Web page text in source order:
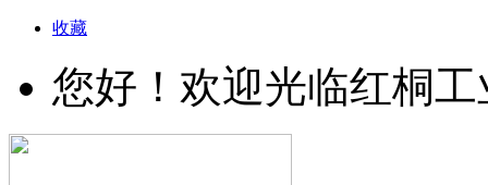
收藏
您好！欢迎光临红桐